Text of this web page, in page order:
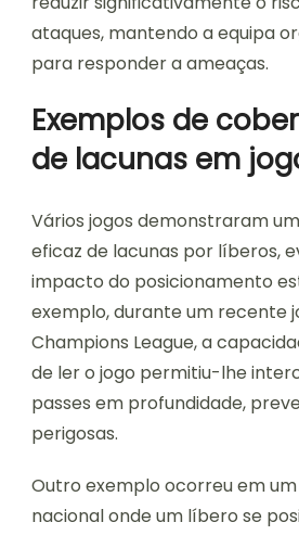
ataques, mantendo a equipa
para responder a ameaças.
Exemplos de
de lacunas em
Vários jogos demonstraram
eficaz de lacunas por líberos,
impacto do posicionamento
exemplo, durante um recente
Champions League, a
de ler o jogo permitiu-lhe
passes em profundidade,
perigosas.
Outro exemplo ocorreu em
nacional onde um líbero se